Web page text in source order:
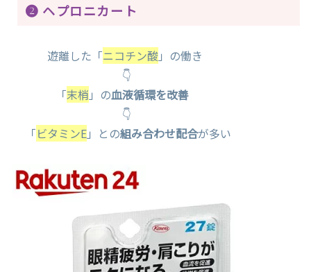
❷ ヘプロニカート
遊離した「ニコチン酸」の働き
👇
「末梢 」の血液循環を改善
👇
「ビタミンE」との組み合わせ配合が多い